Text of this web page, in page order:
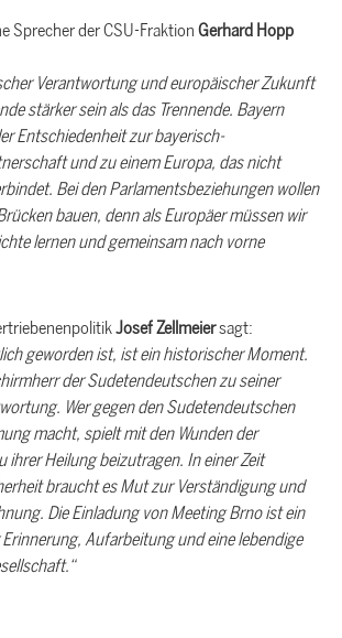
Sprecher der CSU-Fraktion Gerhard Hopp
Verantwortung und europäischer Zukunft
stärker sein als das Trennende. Bayern
Entschiedenheit zur bayerisch-
und zu einem Europa, das nicht
Bei den Parlamentsbeziehungen wollen
bauen, denn als Europäer müssen wir
lernen und gemeinsam nach vorne
Josef Zellmeiersagt:
geworden ist, ist ein historischer Moment.
der Sudetendeutschen zu seiner
Wer gegen den Sudetendeutschen
macht, spielt mit den Wunden der
ihrer Heilung beizutragen. In einer Zeit
braucht es Mut zur Verständigung und
Die Einladung von Meeting Brno ist ein
Aufarbeitung und eine lebendige